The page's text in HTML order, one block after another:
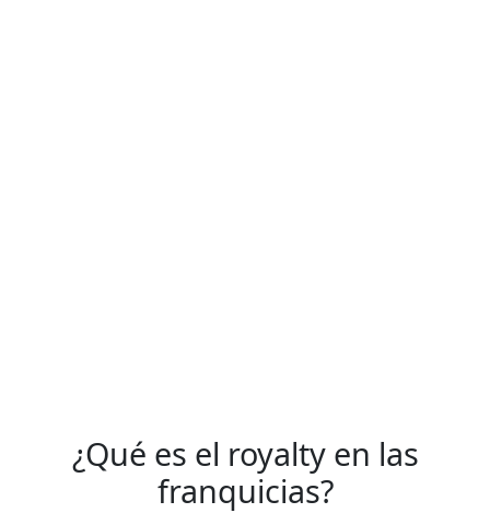
¿Qué es el royalty en las
franquicias?